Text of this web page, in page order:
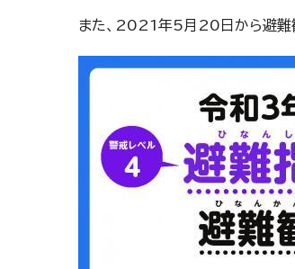
また、2021年5月20日から避難勧